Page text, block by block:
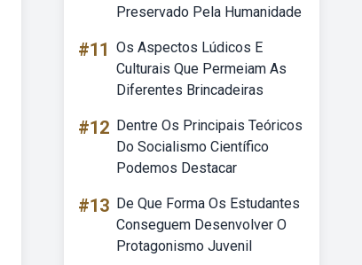
Preservado Pela Humanidade
#11 Os Aspectos Lúdicos E
Culturais Que Permeiam As
Diferentes Brincadeiras
#12 Dentre Os Principais Teóricos
Do Socialismo Científico
Podemos Destacar
#13 De Que Forma Os Estudantes
Conseguem Desenvolver O
Protagonismo Juvenil